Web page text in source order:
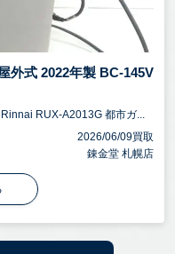
外式 2022年製 BC-145V
RUX-A2013G 都市ガ...
2026/06/09買取
錬金堂 札幌店